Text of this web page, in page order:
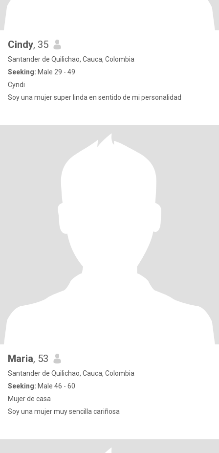
Cindy, 35
Santander de Quilichao, Cauca, Colombia
Seeking: Male 29 - 49
Cyndi
Soy una mujer super linda en sentido de mi personalidad
Maria, 53
Santander de Quilichao, Cauca, Colombia
Seeking: Male 46 - 60
Mujer de casa
Soy una mujer muy sencilla cariñosa